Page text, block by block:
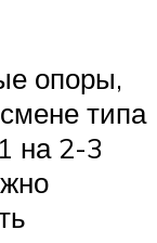
опоры,
типа
на 2-3